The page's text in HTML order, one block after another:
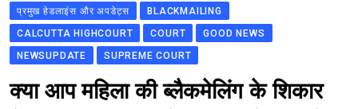
प्रमुख हेडलाइंस और अपडेट्स
BLACKMAILING
CALCUTTA HIGHCOURT
COURT
GOOD NEWS
NEWSUPDATE
SUPREME COURT
क्या आप महिला की ब्लैकमेलिंग के शिकार